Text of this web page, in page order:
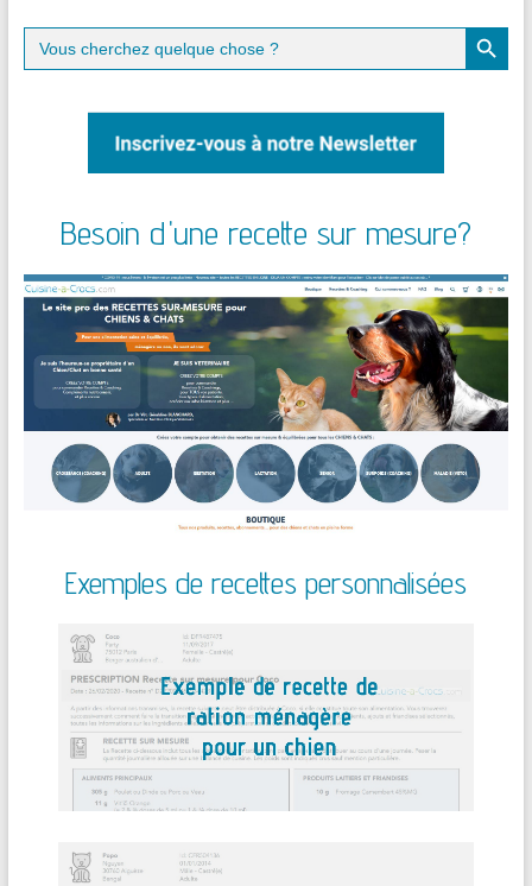
Search
for:
Search Button
Besoin d'une recette sur mesure?
Exemples de recettes personnalisées